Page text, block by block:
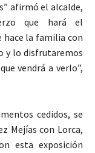
afirmó el alcalde,
que hará el
la familia con
y lo disfrutaremos
vendrá a verlo”,
cedidos, se
Mejías con Lorca,
esta exposición